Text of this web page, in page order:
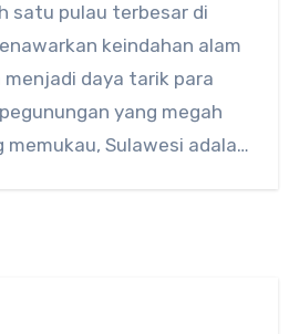
Comments
satu pulau terbesar di
keindahan alam
menjadi daya tarik para
yang megah
Sulawesi adalah